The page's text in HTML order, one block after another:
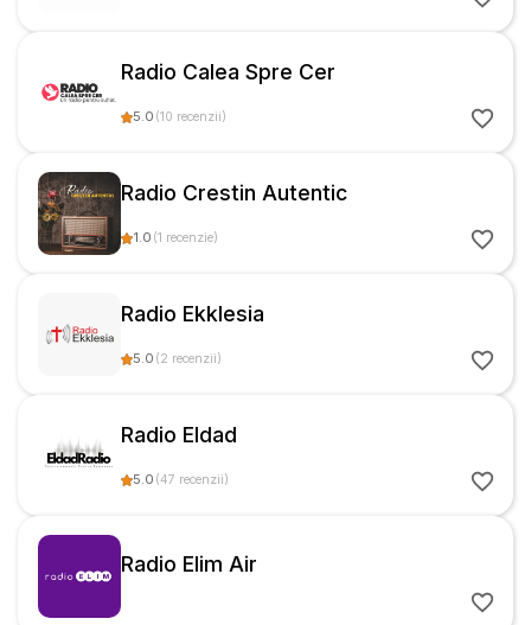
Radio Calea Spre Cer
5.0 (10 recenzii)
Radio Crestin Autentic
1.0 (1 recenzie)
Radio Ekklesia
5.0 (2 recenzii)
Radio Eldad
5.0 (47 recenzii)
Radio Elim Air